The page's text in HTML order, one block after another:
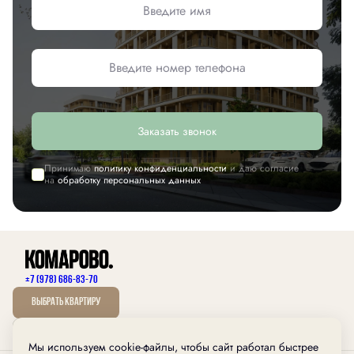
Заказать звонок
Принимаюполитику конфиденциальностии даю согласие
наобработку персональных данных
+7 (978) 686-83-70
Выбрать квартиру
Мы используем cookie-файлы, чтобы сайт работал быстрее